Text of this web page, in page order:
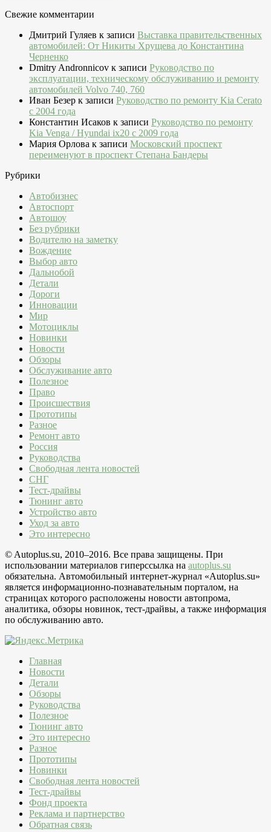
Свежие комментарии
Дмитрий Гуляев к записи Выставка правительственных
автомобилей: От Никиты Хрущева до Константина
Черненко
Dmitry Andronnicov к записи Руководство по
эксплуатации, техническому обслуживанию и ремонту
автомобилей Volvo 740, 760
Иван Безер к записи Руководство по ремонту Kia Cerato
c 2004 года
Константин Исаков к записи Руководство по ремонту
Kia Venga / Hyundai ix20 c 2009 года
Мария Орлова к записи Московский проспект
переименуют в проспект Степана Бандеры
Рубрики
Автобизнес
Автоспорт
Автошоу
Без рубрики
Водителю на заметку
Вождение
Выбор авто
Дальнобой
Детали
Дороги
Инновации
Мир
Мотоциклы
Новинки
Новости
Обзоры
Обслуживание авто
Полезное
Право
Происшествия
Прототипы
Разное
Ремонт авто
Россия
Руководства
Свободная лента новостей
СНГ
Тест-драйвы
Тюнинг авто
Устройство авто
Уход за авто
Это интересно
© Autoplus.su, 2010–2016. Все права защищены. При
использовании материалов гиперссылка на autoplus.su
обязательна. Автомобильный интернет-журнал «Autoplus.su»
является информационно-познавательным порталом, на
страницах которого расположены новости автопрома,
аналитика, обзоры новинок, тест-драйвы, а также информация
по обслуживанию авто.
Главная
Новости
Детали
Обзоры
Руководства
Полезное
Тюнинг авто
Это интересно
Разное
Прототипы
Новинки
Свободная лента новостей
Тест-драйвы
Фонд проекта
Реклама и партнерство
Обратная связь